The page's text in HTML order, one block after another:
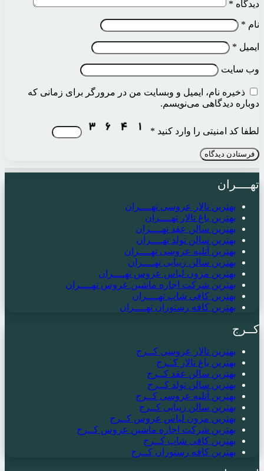
دیدگاه *
نام *
ایمیل *
وب‌ سایت
ذخیره نام، ایمیل و وبسایت من در مرورگر برای زمانی که
دوباره دیدگاهی می‌نویسم.
لطفا کد امنیتی را وارد کنید *
تهــــران
بهترین تالار عروسی تهــــران
بهترین باغ تالار تهــــران
بهترین سالن عقد تهــــران
بهترین سالن تولد تهــــران
بهترین آتلیه عروسی تهــــران
بهترین سالن زیبایی تهــــران
بهترین مزون لباس عروس تهــــران
بهترین شرکت اجاره ماشین عروس تهــــران
بهترین کافی شاپ تهــــران
بهترین کافه رستوران تهــــران
کــرج
بهترین تالار عروسی کــرج
بهترین باغ تالار کــرج
بهترین سالن عقد کــرج
بهترین سالن تولد کــرج
بهترین آتلیه عروسی کــرج
بهترین سالن زیبایی کــرج
بهترین مزون لباس عروس کــرج
بهترین شرکت اجاره ماشین عروس کــرج
بهترین کافی شاپ کــرج
بهترین کافه رستوران کــرج